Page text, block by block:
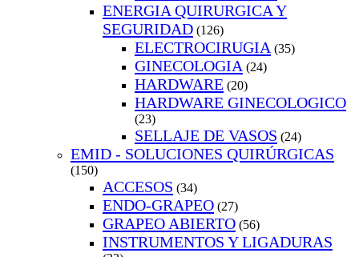
ENERGIA QUIRURGICA Y
SEGURIDAD (126)
ELECTROCIRUGIA (35)
GINECOLOGIA (24)
HARDWARE (20)
HARDWARE GINECOLOGICO
(23)
SELLAJE DE VASOS (24)
EMID - SOLUCIONES QUIRÚRGICAS
(150)
ACCESOS (34)
ENDO-GRAPEO (27)
GRAPEO ABIERTO (56)
INSTRUMENTOS Y LIGADURAS